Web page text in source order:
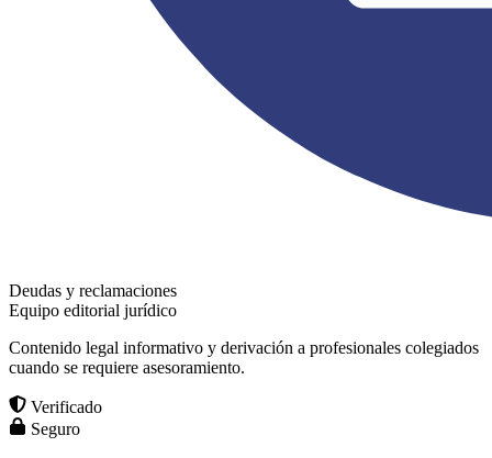
Deudas y reclamaciones
Equipo editorial jurídico
Contenido legal informativo y derivación a profesionales colegiados
cuando se requiere asesoramiento.
Verificado
Seguro